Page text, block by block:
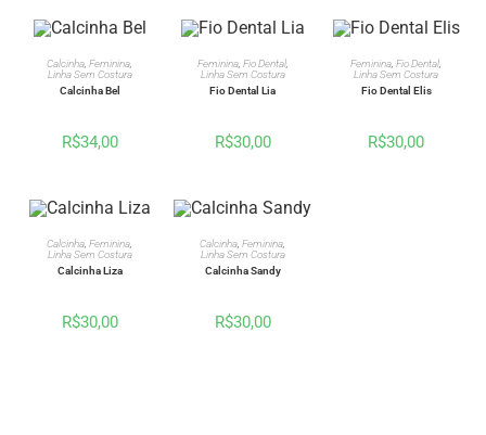
VER OPÇÕES
Calcinha ,Feminina
Linha Sem Costura
Calcinha Bel
R$34,00
VER OPÇÕES
Feminina, Fio Dental,
Linha Sem Costura
Fio Dental Lia
R$30,00
VER OPÇÕES
Feminina ,Fio Dental
Linha Sem Costura
Fio Dental Elis
R$30,00
VER OPÇÕES
Calcinha ,Feminina
Linha Sem Costura
Calcinha Liza
R$30,00
VER OPÇÕES
Calcinha ,Feminina
Linha Sem Costura
Calcinha Sandy
R$30,00